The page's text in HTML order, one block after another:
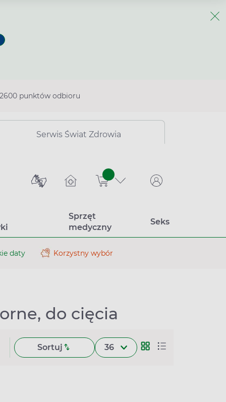
2600 punktów odbioru
Serwis Świat Zdrowia
sztuk
Sprzęt
medyczny
Seks
daty Korzystny wybór
do cięcia
Sortuj 36